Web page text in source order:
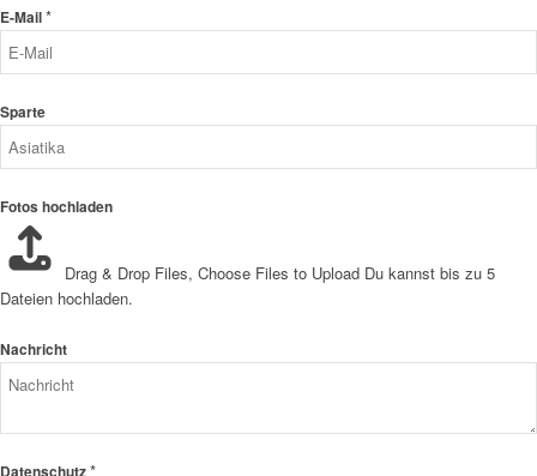
E-Mail*
Sparte
Fotos hochladen
Drag & Drop Files, Choose Files to Upload Du kannst bis zu 5
Dateien hochladen.
Nachricht
*